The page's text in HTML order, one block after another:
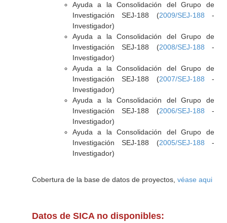
Ayuda a la Consolidación del Grupo de
Investigación SEJ-188 (2009/SEJ-188 -
Investigador)
Ayuda a la Consolidación del Grupo de
Investigación SEJ-188 (2008/SEJ-188 -
Investigador)
Ayuda a la Consolidación del Grupo de
Investigación SEJ-188 (2007/SEJ-188 -
Investigador)
Ayuda a la Consolidación del Grupo de
Investigación SEJ-188 (2006/SEJ-188 -
Investigador)
Ayuda a la Consolidación del Grupo de
Investigación SEJ-188 (2005/SEJ-188 -
Investigador)
Cobertura de la base de datos de proyectos, véase aqui
Datos de SICA no disponibles: